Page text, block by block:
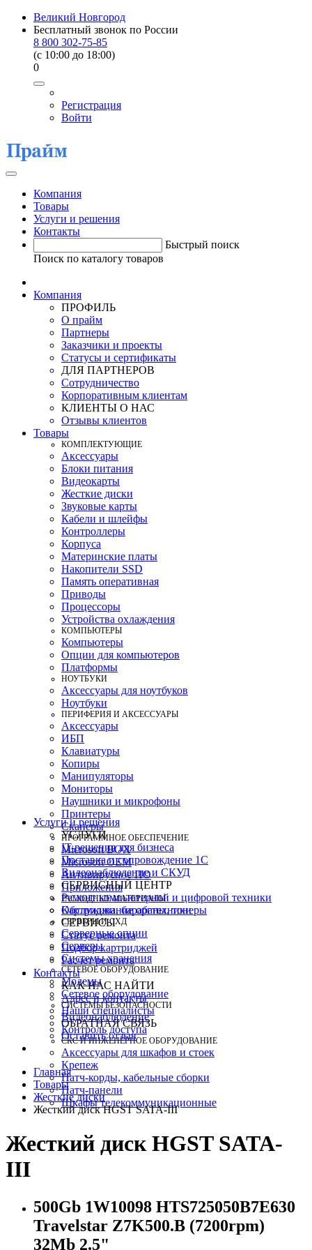
Великий Новгород
Бесплатный звонок по России
8 800 302-75-85
(c 10:00 до 18:00)
0
Регистрация
Войти
Компания
Товары
Услуги и решения
Контакты
Быстрый поиск
Поиск по каталогу товаров
Компания
ПРОФИЛЬ
О прайм
Партнеры
Заказчики и проекты
Статусы и сертификаты
ДЛЯ ПАРТНЕРОВ
Сотрудничество
Корпоративным клиентам
КЛИЕНТЫ О НАС
Отзывы клиентов
Товары
КOМПЛЕКТУЮЩИЕ
Аксессуары
Блоки питания
Видеокарты
Жесткие диски
Звуковые карты
Кабели и шлейфы
Контроллеры
Корпуса
Материнские платы
Накопители SSD
Память оперативная
Приводы
Процессоры
Устройства охлаждения
КОМПЬЮТЕРЫ
Компьютеры
Опции для компьютеров
Платформы
НОУТБУКИ
Аксессуары для ноутбуков
Ноутбуки
ПЕРИФЕРИЯ И АКСЕССУАРЫ
Аксессуары
ИБП
Клавиатуры
Копиры
Манипуляторы
Мониторы
Наушники и микрофоны
Принтеры
Сканеры
ПРОГРАММНОЕ ОБЕСПЕЧЕНИЕ
Microsoft BOX
Microsoft OEM
Антивирусное ПО
Приложения
РАСХОДНЫЕ МАТЕРИАЛЫ
Картриджи, барабаны, тонеры
СЕРВЕРЫ И СХД
Серверные опции
Серверы
Системы хранения
СЕТЕВОЕ ОБОРУДОВАНИЕ
Модемы
Сетевое оборудование
СИСТЕМЫ БЕЗОПАСНОСТИ
Видеонаблюдение
Контроль доступа
СКС И ИНЖЕНЕРНОЕ ОБОРУДОВАНИЕ
Аксессуары для шкафов и стоек
Крепеж
Патч-корды, кабельные сборки
Патч-панели
Шкафы телекоммуникационные
Услуги и решения
УСЛУГИ
IT-решения для бизнеса
Поставка и сопровождение 1C
Видеонаблюдение и СКУД
СЕРВИСНЫЙ ЦЕНТР
Ремонт компьютерной и цифровой техники
Обслуживание оргтехники
СЕРВИСЫ
Статус ремонта
Подбор картриджей
Расчет ремонта
Контакты
КАК НАС НАЙТИ
Адрес и контакты
Наши специалисты
ОБРАТНАЯ СВЯЗЬ
Оставить отзыв
Главная
Товары
Жесткие диски
Жесткий диск HGST SATA-III
Жесткий диск HGST SATA-
III
500Gb 1W10098 HTS725050B7E630
Travelstar Z7K500.B (7200rpm)
32Mb 2.5"